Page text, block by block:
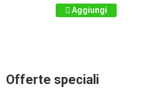
Aggiungi
Offerte speciali